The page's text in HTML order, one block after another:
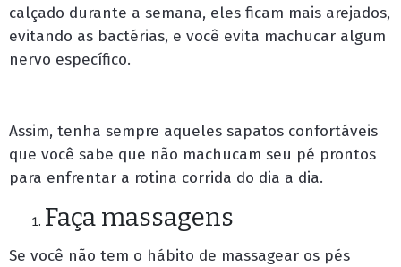
calçado durante a semana, eles ficam mais arejados,
evitando as bactérias, e você evita machucar algum
nervo específico.
Assim, tenha sempre aqueles sapatos confortáveis
que você sabe que não machucam seu pé prontos
para enfrentar a rotina corrida do dia a dia.
Faça massagens
Se você não tem o hábito de massagear os pés